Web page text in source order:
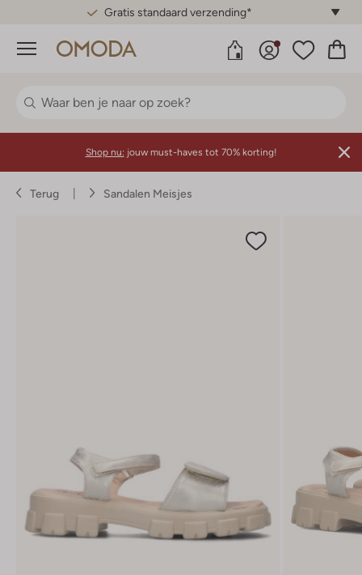
Gratis standaard verzending*
Menu
Shop nu: jouw must-haves tot 70% korting!
Terug Sandalen Meisjes